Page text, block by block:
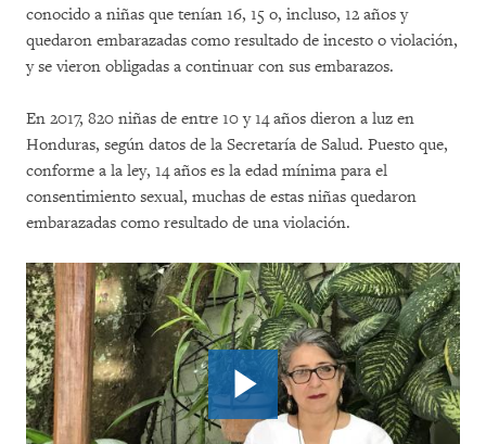
conocido a niñas que tenían 16, 15 o, incluso, 12 años y
quedaron embarazadas como resultado de incesto o violación,
y se vieron obligadas a continuar con sus embarazos.
En 2017, 820 niñas de entre 10 y 14 años dieron a luz en
Honduras, según datos de la Secretaría de Salud. Puesto que,
conforme a la ley, 14 años es la edad mínima para el
consentimiento sexual, muchas de estas niñas quedaron
embarazadas como resultado de una violación.